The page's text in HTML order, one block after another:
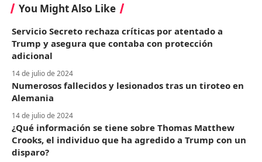
You Might Also Like
Servicio Secreto rechaza críticas por atentado a
Trump y asegura que contaba con protección
adicional
14 de julio de 2024
Numerosos fallecidos y lesionados tras un tiroteo en
Alemania
14 de julio de 2024
¿Qué información se tiene sobre Thomas Matthew
Crooks, el individuo que ha agredido a Trump con un
disparo?